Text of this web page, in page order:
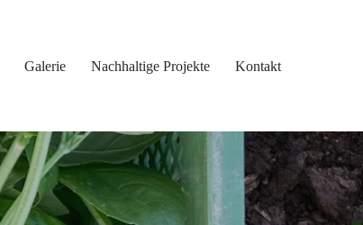
Galerie Nachhaltige Projekte Kontakt